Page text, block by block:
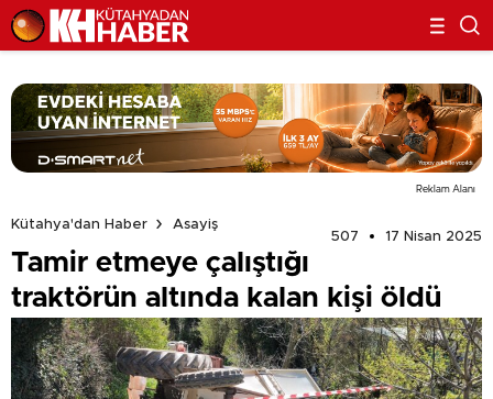
Reklam Alanı
Kütahya'dan Haber
Asayiş
507
17 Nisan 2025
Tamir etmeye çalıştığı
traktörün altında kalan kişi öldü